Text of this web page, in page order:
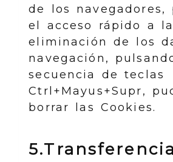
de los navegadores,
el acceso rápido a la
eliminación de los
navegación,
secuencia de teclas
Ctrl+Mayus+Supr,
borrar las Cookies.